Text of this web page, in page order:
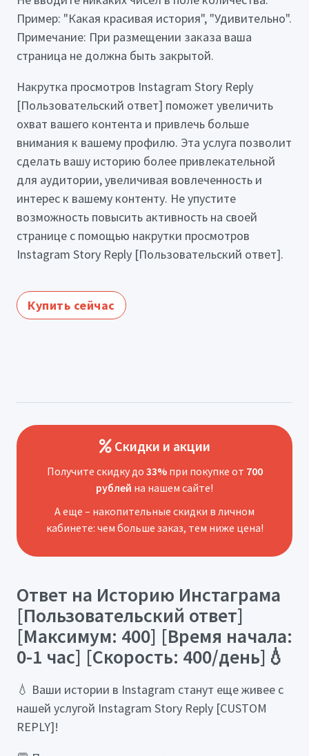
Пример: "Какая красивая история", "Удивительно".
Примечание: При размещении заказа ваша
страница не должна быть закрытой.
Накрутка просмотров Instagram Story Reply
[Пользовательский ответ] поможет увеличить
охват вашего контента и привлечь больше
внимания к вашему профилю. Эта услуга позволит
сделать вашу историю более привлекательной
для аудитории, увеличивая вовлеченность и
интерес к вашему контенту. Не упустите
возможность повысить активность на своей
странице с помощью накрутки просмотров
Instagram Story Reply [Пользовательский ответ].
Купить сейчас
Скидки и акции
Получите скидку до 33%при покупке от 700
рублей на нашем сайте!
А еще – накопительные скидки в личном
кабинете: чем больше заказ, тем ниже цена!
Ответ на Историю Инстаграма
[Пользовательский ответ]
[Максимум: 400] [Время начала:
0-1 час] [Скорость: 400/день]💧
💧 Ваши истории в Instagram станут еще живее с
нашей услугой Instagram Story Reply [CUSTOM
REPLY]!